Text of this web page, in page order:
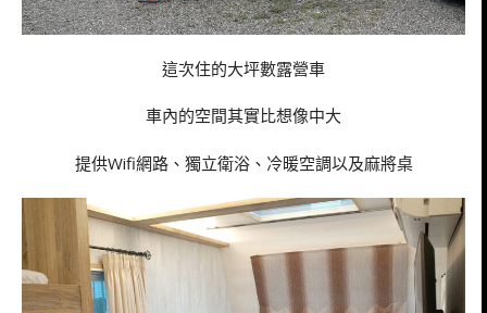
這次住的大坪數露營車
車內的空間其實比想像中大
提供Wifi網路、獨立衛浴、冷暖空調以及麻將桌